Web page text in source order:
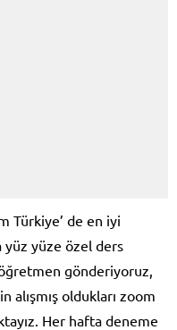
Türkiye’ de en iyi
yüz yüze özel ders
gönderiyoruz,
oldukları zoom
Her hafta deneme